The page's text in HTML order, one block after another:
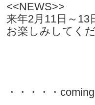
<<NEWS>>
来年2月11日～13
お楽しみしてくだ
・・・・・